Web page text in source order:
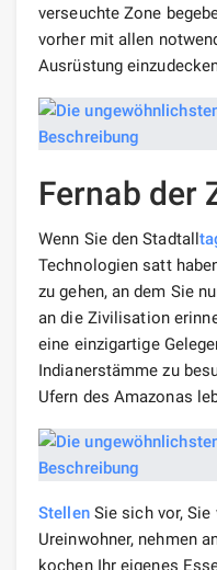
verseuchte Zone
vorher mit allen
Ausrüstung
Fernab der
Wenn Sie den Stadtall
Technologien satt
zu gehen, an dem Sie
an die Zivilisation
eine einzigartige
Indianerstämme zu
Ufern des Amazonas
StellenSie sich vor, Sie
Ureinwohner, nehmen
kochen Ihr eigenes